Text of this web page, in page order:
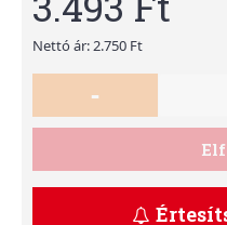
Nettó ár: 2.750 Ft
-